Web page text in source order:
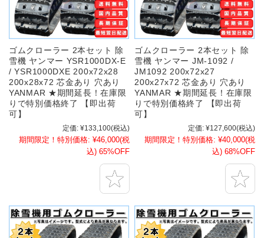
ゴムクローラー 2本セット 除
雪機 ヤンマー YSR1000DX-E
/ YSR1000DXE 200x72x28
200x28x72 芯金あり 穴あり
YANMAR ★期間延長！在庫限
りで特別価格終了 【即出荷
可】
定価: ¥133,100(税込)
期間限定！特別価格: ¥46,000(税
込) 65%OFF
ゴムクローラー 2本セット 除
雪機 ヤンマー JM-1092 /
JM1092 200x72x27
200x27x72 芯金あり 穴あり
YANMAR ★期間延長！在庫限
りで特別価格終了 【即出荷
可】
定価: ¥127,600(税込)
期間限定！特別価格: ¥40,000(税
込) 68%OFF